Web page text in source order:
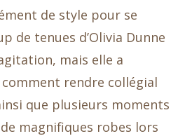
de style pour se
de tenues d’Olivia Dunne
mais elle a
rendre collégial
que plusieurs moments
magnifiques robes lors